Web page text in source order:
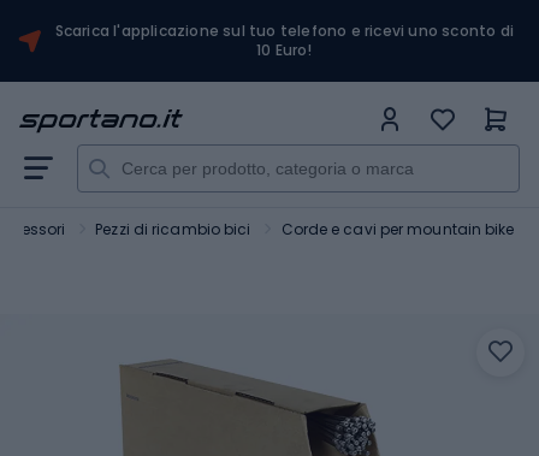
Scarica l'applicazione sul tuo telefono e ricevi uno sconto di
10 Euro!
Pezzi di ricambio bici Corde e cavi per mountain bike